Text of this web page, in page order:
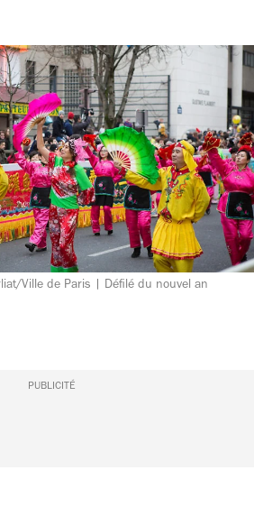
Ville de Paris | Défilé du nouvel an
PUBLICITÉ